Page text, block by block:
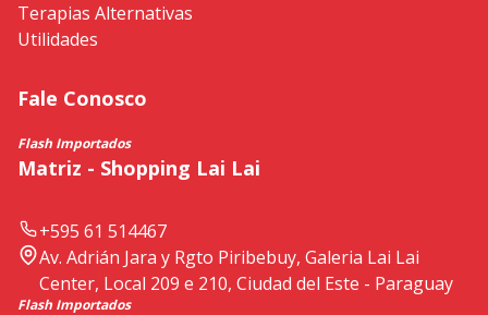
Terapias Alternativas
Utilidades
Fale Conosco
Flash Importados
Matriz - Shopping Lai Lai
+595 61 514467
Av. Adrián Jara y Rgto Piribebuy, Galeria Lai Lai
Center, Local 209 e 210, Ciudad del Este - Paraguay
Flash Importados